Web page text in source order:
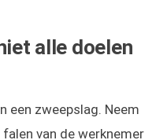
alle doelen
een zweepslag. Neem
van de werknemer